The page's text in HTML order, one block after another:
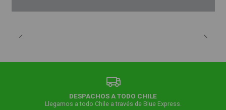
DESPACHOS A TODO CHILE
Llegamos a todo Chile a través de Blue Express.